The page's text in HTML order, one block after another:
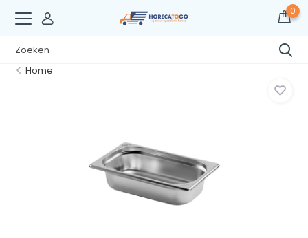
0
Home